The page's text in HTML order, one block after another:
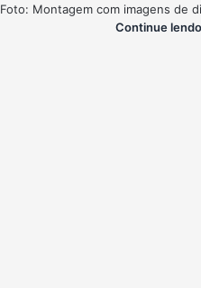
Foto: Montagem com imagens de
Continue